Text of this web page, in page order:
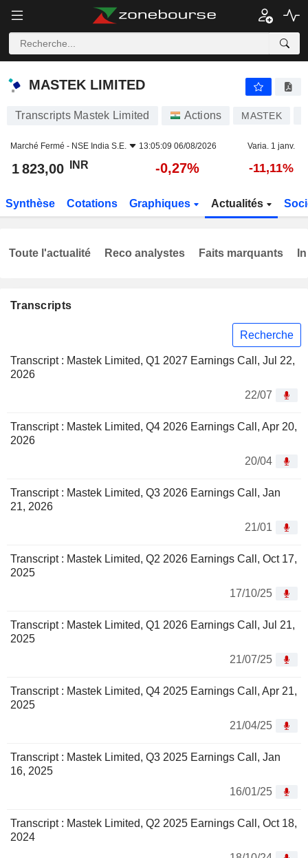
MASTEK LIMITED
MASTEK LIMITED
Transcripts Mastek Limited Actions MASTEK
Marché Fermé - NSE India S.E. 13:05:09 06/08/2026 Varia. 1 janv.
1 823,00 INR -0,27% -11,11%
Synthèse Cotations Graphiques Actualités
Transcripts
Recherche
Transcript : Mastek Limited, Q1 2027 Earnings Call, Jul 22,
2026
22/07
Transcript : Mastek Limited, Q4 2026 Earnings Call, Apr 20,
2026
20/04
Transcript : Mastek Limited, Q3 2026 Earnings Call, Jan
21, 2026
21/01
Transcript : Mastek Limited, Q2 2026 Earnings Call, Oct 17,
2025
17/10/25
Transcript : Mastek Limited, Q1 2026 Earnings Call, Jul 21,
2025
21/07/25
Transcript : Mastek Limited, Q4 2025 Earnings Call, Apr 21,
2025
21/04/25
Transcript : Mastek Limited, Q3 2025 Earnings Call, Jan
16, 2025
16/01/25
Transcript : Mastek Limited, Q2 2025 Earnings Call, Oct 18,
2024
Toute l'actualité Reco analystes Faits marquants